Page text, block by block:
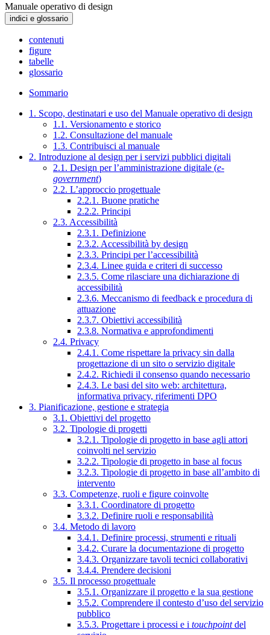
Manuale operativo di design
indici e glossario
contenuti
figure
tabelle
glossario
Sommario
1. Scopo, destinatari e uso del Manuale operativo di design
1.1. Versionamento e storico
1.2. Consultazione del manuale
1.3. Contribuisci al manuale
2. Introduzione al design per i servizi pubblici digitali
2.1. Design per l’amministrazione digitale (e-
government)
2.2. L’approccio progettuale
2.2.1. Buone pratiche
2.2.2. Principi
2.3. Accessibilità
2.3.1. Definizione
2.3.2. Accessibilità by design
2.3.3. Principi per l’accessibilità
2.3.4. Linee guida e criteri di successo
2.3.5. Come rilasciare una dichiarazione di
accessibilità
2.3.6. Meccanismo di feedback e procedura di
attuazione
2.3.7. Obiettivi accessibilità
2.3.8. Normativa e approfondimenti
2.4. Privacy
2.4.1. Come rispettare la privacy sin dalla
progettazione di un sito o servizio digitale
2.4.2. Richiedi il consenso quando necessario
2.4.3. Le basi del sito web: architettura,
informativa privacy, riferimenti DPO
3. Pianificazione, gestione e strategia
3.1. Obiettivi del progetto
3.2. Tipologie di progetti
3.2.1. Tipologie di progetto in base agli attori
coinvolti nel servizio
3.2.2. Tipologie di progetto in base al focus
3.2.3. Tipologie di progetto in base all’ambito di
intervento
3.3. Competenze, ruoli e figure coinvolte
3.3.1. Coordinatore di progetto
3.3.2. Definire ruoli e responsabilità
3.4. Metodo di lavoro
3.4.1. Definire processi, strumenti e rituali
3.4.2. Curare la documentazione di progetto
3.4.3. Organizzare tavoli tecnici collaborativi
3.4.4. Prendere decisioni
3.5. Il processo progettuale
3.5.1. Organizzare il progetto e la sua gestione
3.5.2. Comprendere il contesto d’uso del servizio
pubblico
3.5.3. Progettare i processi e i touchpointdel